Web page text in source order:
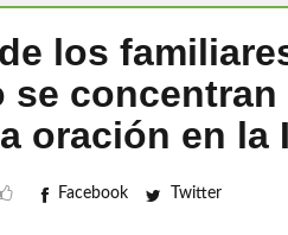
los
se
oración en la
Facebook Twitter